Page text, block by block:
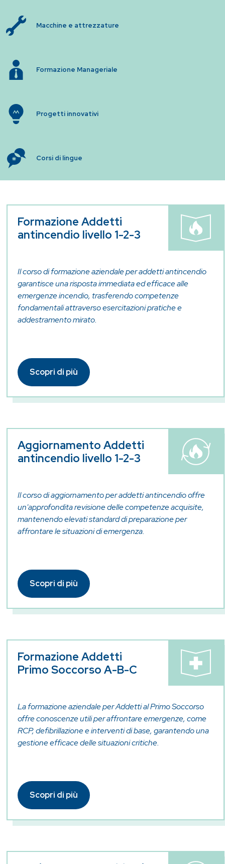
Macchine e attrezzature
Formazione Manageriale
Progetti innovativi
Corsi di lingue
Formazione Addetti
antincendio livello 1-2-3
Il corso di formazione aziendale per addetti antincendio
garantisce una risposta immediata ed efficace alle
emergenze incendio, trasferendo competenze
fondamentali attraverso esercitazioni pratiche e
addestramento mirato.
Scopri di più
Aggiornamento Addetti
antincendio livello 1-2-3
Il corso di aggiornamento per addetti antincendio offre
un'approfondita revisione delle competenze acquisite,
mantenendo elevati standard di preparazione per
affrontare le situazioni di emergenza.
Scopri di più
Formazione Addetti
Primo Soccorso A-B-C
La formazione aziendale per Addetti al Primo Soccorso
offre conoscenze utili per affrontare emergenze, come
RCP, defibrillazione e interventi di base, garantendo una
gestione efficace delle situazioni critiche.
Scopri di più